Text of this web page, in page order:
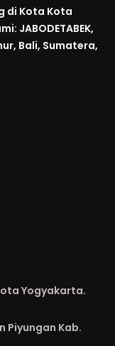
di Kota Kota
JABODETABEK,
Bali, Sumatera,
Yogyakarta.
Piyungan Kab.